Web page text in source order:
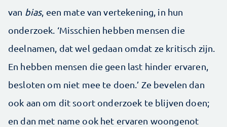
van bias, een mate van vertekening, in hun
onderzoek. ‘Misschien hebben mensen die
deelnamen, dat wel gedaan omdat ze kritisch zijn.
En hebben mensen die geen last hinder ervaren,
besloten om niet mee te doen.’ Ze bevelen dan
ook aan om dit soort onderzoek te blijven doen;
en dan met name ook het ervaren woongenot